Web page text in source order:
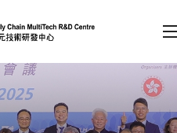
車鍵）
會員登入
A EN 繁 简